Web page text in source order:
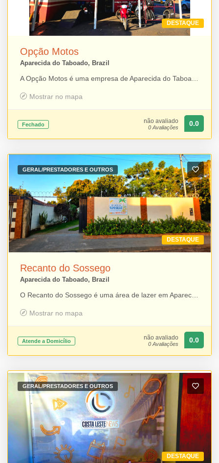
DESTAQUE
Opção Motos
Aparecida do Taboado, Brazil
A Opção Motos é uma empresa de Aparecida do Taboado especializada em serviços para motocicletas, oferecendo oficina completa para manutenção preventiva e corretiva, troca de óleo, além da comercialização de peças e acessórios. Com atendimento especializado e soluções para diferentes modelos de motos, a empresa busca proporcionar qualidade, segurança e praticidade aos motociclistas, reunindo em um só lugar tudo o que é necessário para manter o veículo em perfeito funcionamento.
Mostrar no mapa
Fechado não avaliado
0 Avaliações 0.0
DESTAQUE
GERAL/PRESTADORES E OUTROS
Recanto do Sossego
Aparecida do Taboado, Brazil
O Recanto do Sossego é uma área de lazer em Aparecida do Taboado pensada para proporcionar momentos especiais entre familiares e amigos. O espaço é ideal para confraternizações, aniversários e encontros, contando com área para preparo de refeições, churrasqueira, freezer, banheiros, quarto, área de descanso e piscina. Em um ambiente amplo, agradável e acolhedor, o Recanto do Sossego oferece a estrutura necessária para quem busca lazer, conforto e praticidade em um só lugar.
Mostrar no mapa
Atende a Domicílio não avaliado
0 Avaliações 0.0
DESTAQUE
GERAL/PRESTADORES E OUTROS